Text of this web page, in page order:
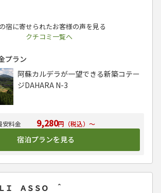
宿に寄せられたお客様の声を見る
クチコミ一覧へ
9,280円（税込）～
宿泊プランを見る
プラン
阿蘇カルデラが一望できる新築コテー
ジDAHARA N-3
Ｉ ＡＳＳＯ ＾